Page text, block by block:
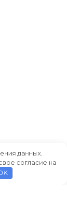
данных.
согласие на